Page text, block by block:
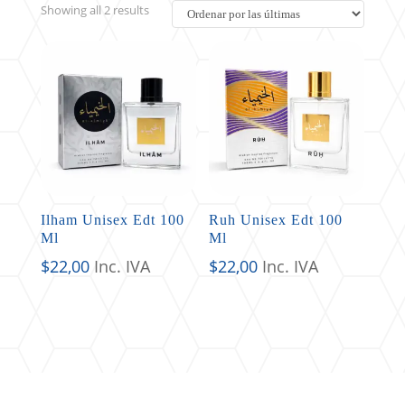
Showing all 2 resultsSorted
Ilham Unisex Edt 100
Ml
$22,00 Inc. IVA
Ruh Unisex Edt 100
Ml
$22,00 Inc. IVA